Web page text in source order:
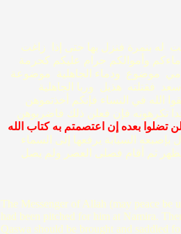
‏له بنمرة فنزل بها حتى إذا ‏ ‏زاغت
وأموالكم حرام عليكم كحرمة
‏موضوع ‏ ‏ودماء الجاهلية ‏ ‏موضوعة
‏فقتلته ‏ ‏هذيل ‏ ‏وربا الجاهلية
الله في النساء فإنكم أخذتموهن
تكرهونه فإن فعلن ذلك فاضربوهن
تضلوا بعده إن اعتصمتم به كتاب الله
السبابة يرفعها إلى السماء
ثم أقام فصلى العصر ولم يصل
The Messenger of Allah (may peace be
had been pitched for him at Namira.
Qaswa should be brought and saddled